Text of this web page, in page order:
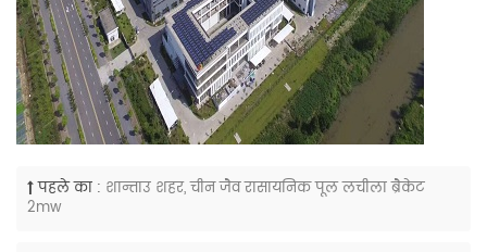
पहले का : शान्ताउ शहर, चीन जैव रासायनिक पूल लचीला ब्रैकेट
2mw